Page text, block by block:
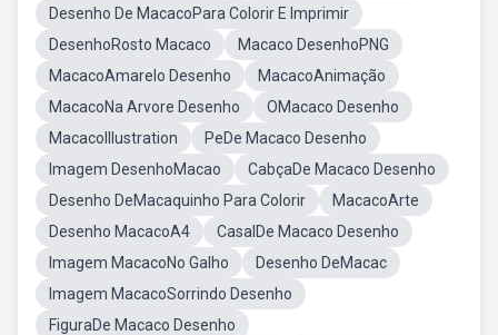
Desenho De MacacoPara Colorir E Imprimir
DesenhoRosto Macaco
Macaco DesenhoPNG
MacacoAmarelo Desenho
MacacoAnimação
MacacoNa Arvore Desenho
OMacaco Desenho
MacacoIllustration
PeDe Macaco Desenho
Imagem DesenhoMacao
CabçaDe Macaco Desenho
Desenho DeMacaquinho Para Colorir
MacacoArte
Desenho MacacoA4
CasalDe Macaco Desenho
Imagem MacacoNo Galho
Desenho DeMacac
Imagem MacacoSorrindo Desenho
FiguraDe Macaco Desenho